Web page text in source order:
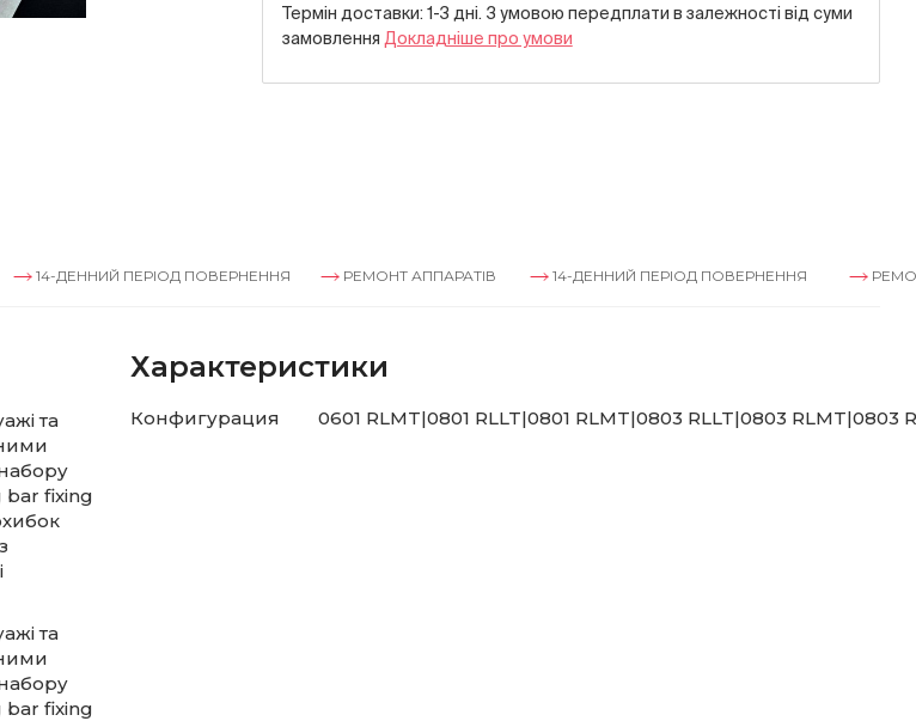
Термін доставки: 1-3 дні. З умовою передплати в залежностi вiд суми
замовлення Докладнiше про умови
ПЕРІОД ПОВЕРНЕННЯ РЕМОНТ АППАРАТІВ 14-ДЕННИЙ ПЕРІОД ПОВЕРНЕННЯ РЕМОНТ
та
bar fixing
та
bar fixing
Характеристики
Конфигурация 0601 RLMT|0801 RLLT|0801 RLMT|0803 RLLT|0803 RLMT|0803